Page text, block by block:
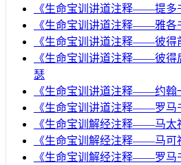
《生命宝训讲道注释——提多
《生命宝训讲道注释——雅各
《生命宝训讲道注释——彼得
《生命宝训讲道注释——彼得
瑟
《生命宝训讲道注释——约翰
《生命宝训讲道注释——罗马
《生命宝训解经注释——马太
《生命宝训解经注释——马可
《生命宝训解经注释——罗马